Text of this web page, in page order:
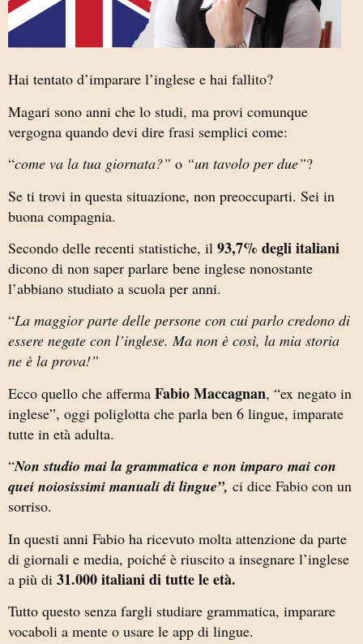
Hai tentato d’imparare l’inglese e hai fallito?
Magari sono anni che lo studi, ma provi comunque
vergogna quando devi dire frasi semplici come:
“come va la tua giornata?” o “un tavolo per due”?
Se ti trovi in questa situazione, non preoccuparti. Sei in
buona compagnia.
Secondo delle recenti statistiche, il 93,7% degli italiani
dicono di non saper parlare bene inglese nonostante
l’abbiano studiato a scuola per anni.
“La maggior parte delle persone con cui parlo credono di
essere negate con l’inglese. Ma non è così, la mia storia
ne è la prova!”
Ecco quello che afferma Fabio Maccagnan, “ex negato in
inglese”, oggi poliglotta che parla ben 6 lingue, imparate
tutte in età adulta.
“Non studio mai la grammatica e non imparo mai con
quei noiosissimi manuali di lingue”, ci dice Fabio con un
sorriso.
In questi anni Fabio ha ricevuto molta attenzione da parte
di giornali e media, poiché è riuscito a insegnare l’inglese
a più di 31.000 italiani di tutte le età.
Tutto questo senza fargli studiare grammatica, imparare
vocaboli a mente o usare le app di lingue.